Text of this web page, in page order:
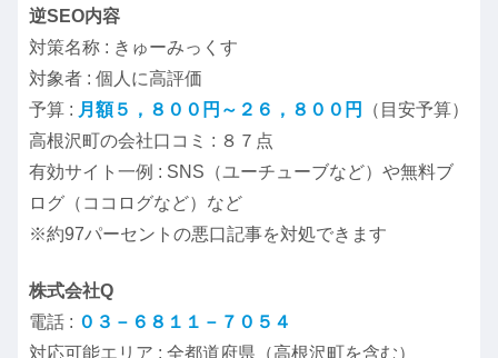
逆SEO内容
対策名称 : きゅーみっくす
対象者 : 個人に高評価
予算 : 月額５，８００円～２６，８００円
（目安予算）
高根沢町の会社口コミ : ８７点
有効サイト一例 : SNS（ユーチューブなど）や無料ブ
ログ（ココログなど）など
※約97パーセントの悪口記事を対処できます
株式会社Q
電話 : ０３－６８１１－７０５４
対応可能エリア : 全都道府県（高根沢町を含む）